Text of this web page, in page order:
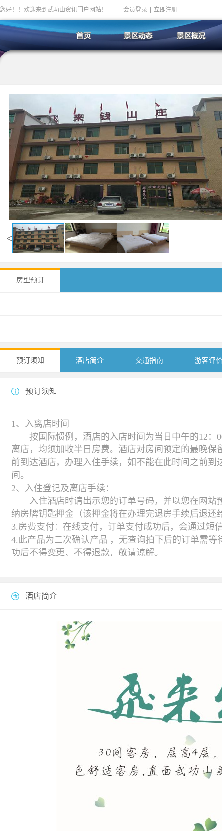
您好！！欢迎来到武功山资讯门户网站！ 会员登录 立即注册
<
房型预订
预订须知 酒店简介 交通指南 游客评价
预订须知
1、入离店时间
按国际惯例，酒店的入店时间为当日中午的12：
离店，均须加收半日房费。酒店对房间预定的最晚保
前到达酒店，办理入住手续，如不能在此时间之前
间。
2、入住登记及离店手续：
入住酒店时请出示您的订单号码，并以您在网站
纳房牌钥匙押金（该押金将在办理完退房手续后退还
3.房费支付：在线支付，订单支付成功后，会通过短
4.此产品为二次确认产品 ，无查询拍下后的订单需
功后不得变更、不得退款，敬请谅解。
酒店简介